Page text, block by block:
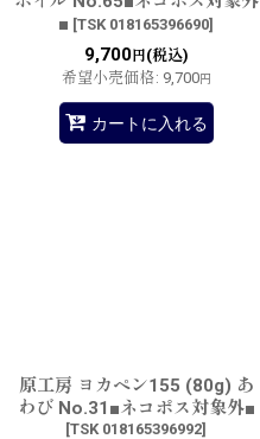
■ [TSK 018165396690]
9,700円(税込)
希望小売価格: 9,700円
カートに入れる
原工房 ヨカペン155 (80g) あ
わび No.31■ネコポス対象外■
[TSK 018165396992]